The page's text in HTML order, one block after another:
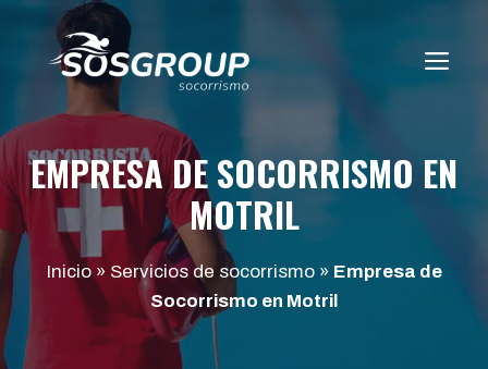
contenido
EMPRESA DE SOCORRISMO EN
MOTRIL
Inicio» Servicios de socorrismo» Empresa de
Socorrismo en Motril